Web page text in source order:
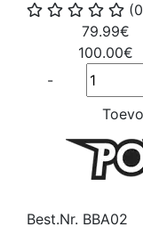
79.99€
100.00€
Quantité
-
Best.Nr. BBA02